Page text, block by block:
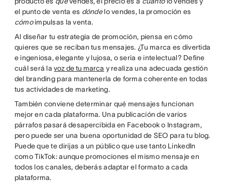
el punto de venta es dóndelo vendes, la promoción es
cómoimpulsas la venta.
Al diseñar tu estrategia de promoción, piensa en cómo
quieres que se reciban tus mensajes. ¿Tu marca es divertida
e ingeniosa, elegante y lujosa, o seria e intelectual? Define
cuál será lavoz de tu marca y realiza una adecuada gestión
del branding para mantenerla de forma coherente en todas
tus actividades de marketing.
También conviene determinar qué mensajes funcionan
mejor en cada plataforma. Una publicación de varios
párrafos pasará desapercibida en Facebook o Instagram,
pero puede ser una buena oportunidad de SEO para tu blog.
Puede que te dirijas a un público que use tanto LinkedIn
como TikTok: aunque promociones el mismo mensaje en
todos los canales, deberás adaptar el formato a cada
plataforma.